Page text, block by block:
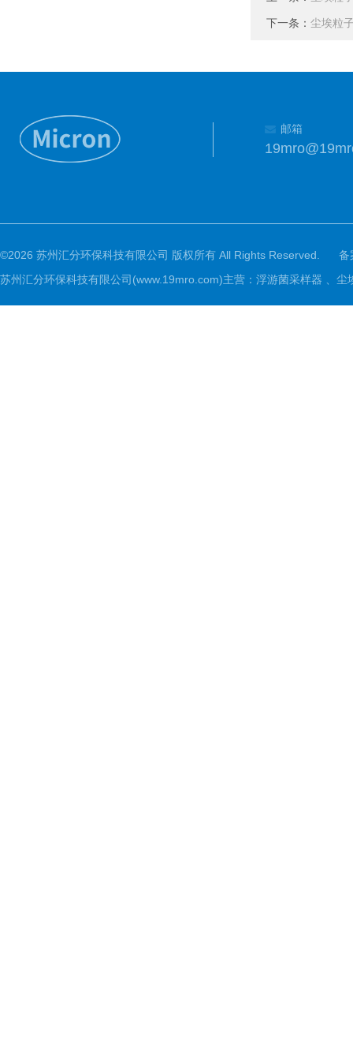
下一条： 尘埃粒
邮箱
©2026 苏州汇分环保科技有限公司 版权所有 All Rights Reserved.
备
苏州汇分环保科技有限公司(www.19mro.com)主营：浮游菌采样器 、